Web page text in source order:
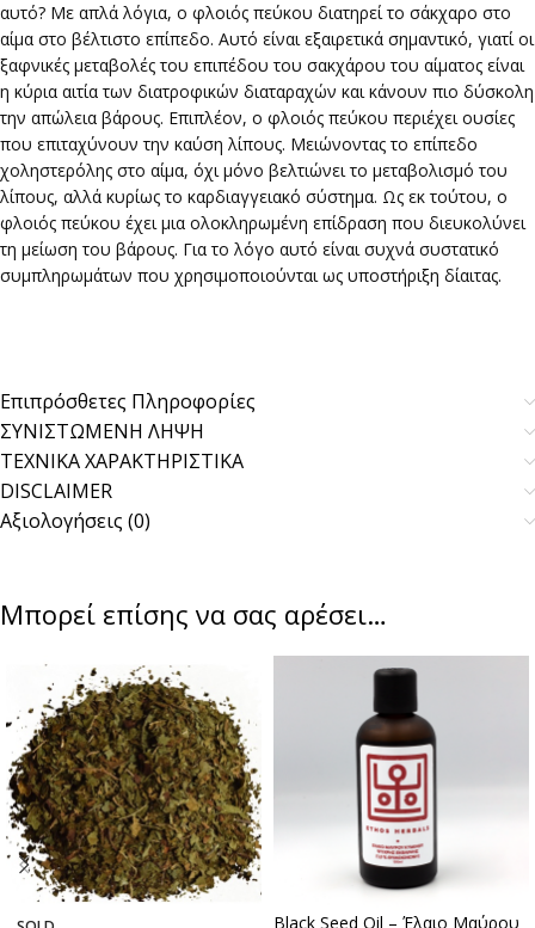
αυτό? Με απλά λόγια, ο φλοιός πεύκου διατηρεί το σάκχαρο στο
αίμα στο βέλτιστο επίπεδο. Αυτό είναι εξαιρετικά σημαντικό, γιατί οι
ξαφνικές μεταβολές του επιπέδου του σακχάρου του αίματος είναι
η κύρια αιτία των διατροφικών διαταραχών και κάνουν πιο δύσκολη
την απώλεια βάρους. Επιπλέον, ο φλοιός πεύκου περιέχει ουσίες
που επιταχύνουν την καύση λίπους. Μειώνοντας το επίπεδο
χοληστερόλης στο αίμα, όχι μόνο βελτιώνει το μεταβολισμό του
λίπους, αλλά κυρίως το καρδιαγγειακό σύστημα. Ως εκ τούτου, ο
φλοιός πεύκου έχει μια ολοκληρωμένη επίδραση που διευκολύνει
τη μείωση του βάρους. Για το λόγο αυτό είναι συχνά συστατικό
συμπληρωμάτων που χρησιμοποιούνται ως υποστήριξη δίαιτας.
Επιπρόσθετες Πληροφορίες
ΣΥΝΙΣΤΩΜΕΝΗ ΛΗΨΗ
ΤΕΧΝΙΚΑ ΧΑΡΑΚΤΗΡΙΣΤΙΚΑ
DISCLAIMER
Αξιολογήσεις (0)
Μπορεί επίσης να σας αρέσει…
Black Seed Oil – Έλαιο Μαύρου